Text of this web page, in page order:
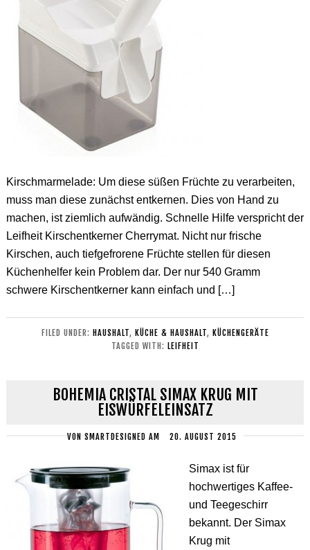
Kirschmarmelade: Um diese süßen Früchte zu verarbeiten,
muss man diese zunächst entkernen. Dies von Hand zu
machen, ist ziemlich aufwändig. Schnelle Hilfe verspricht der
Leifheit Kirschentkerner Cherrymat. Nicht nur frische
Kirschen, auch tiefgefrorene Früchte stellen für diesen
Küchenhelfer kein Problem dar. Der nur 540 Gramm
schwere Kirschentkerner kann einfach und […]
FILED UNDER: HAUSHALT, KÜCHE & HAUSHALT, KÜCHENGERÄTE
TAGGED WITH: LEIFHEIT
BOHEMIA CRISTAL SIMAX KRUG MIT
EISWÜRFELEINSATZ
VON SMARTDESIGNED AM 20. AUGUST 2015
Simax ist für
hochwertiges Kaffee-
und Teegeschirr
bekannt. Der Simax
Krug mit